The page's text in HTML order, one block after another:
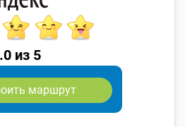
из 5
маршрут